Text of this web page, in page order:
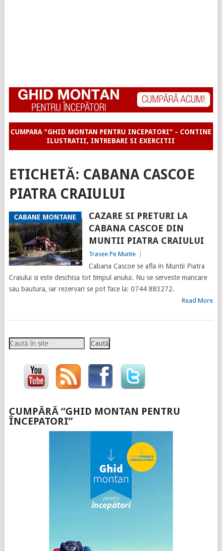
CUMPARA "GHID MONTAN PENTRU INCEPATORI" - CONTINE
ILUSTRATII, INTREBARI SI EXERCITII
ETICHETĂ: CABANA CASCOE
PIATRA CRAIULUI
CABANE MONTANE
CAZARE SI PRETURI LA
CABANA CASCOE DIN
MUNTII PIATRA CRAIULUI
Trasee Pe Munte
Cabana Cascoe se afla in Muntii Piatra
Craiului si este deschisa tot timpul anului. Nu se serveste mancare
sau bautura, iar rezervari se pot face la: 0744 883272.
Read More
Caută Caută
CUMPĂRĂ “GHID MONTAN PENTRU
ÎNCEPATORI”